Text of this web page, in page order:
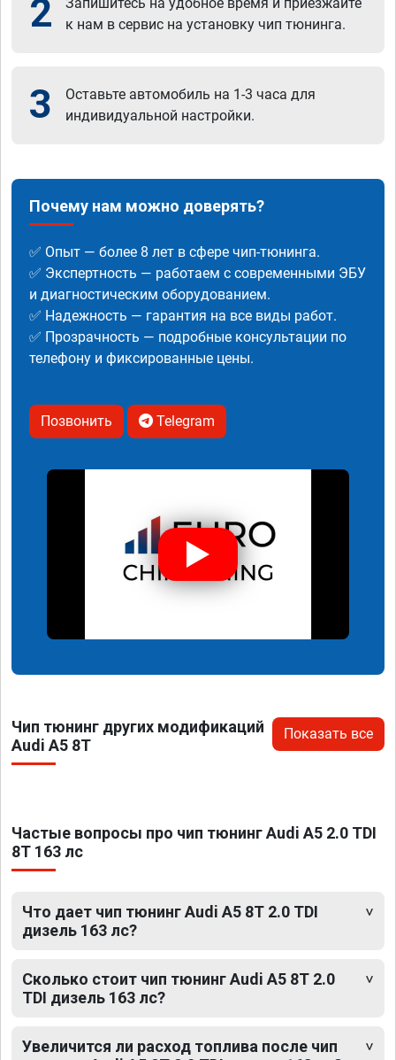
2
к нам в сервис на установку чип тюнинга.
3
Оставьте автомобиль на 1-3 часа для
индивидуальной настройки.
Почему нам можно доверять?
✅ Опыт — более 8 лет в сфере чип-тюнинга.
✅ Экспертность — работаем с современными ЭБУ
и диагностическим оборудованием.
✅ Надежность — гарантия на все виды работ.
✅ Прозрачность — подробные консультации по
телефону и фиксированные цены.
Позвонить Telegram
Чип тюнинг других модификаций
Audi A5 8T
Показать все
Частые вопросы про чип тюнинг Audi A5 2.0 TDI
8T 163 лс
Что дает чип тюнинг Audi A5 8T 2.0 TDI
дизель 163 лс?
Сколько стоит чип тюнинг Audi A5 8T 2.0
TDI дизель 163 лс?
Увеличится ли расход топлива после чип